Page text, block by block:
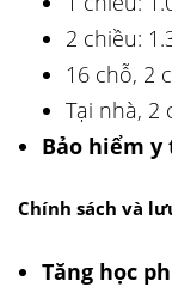
2 chiều:
16 chỗ, 2
Tại nhà, 2
Bảo hiểm y
Chính sách và
Tăng học